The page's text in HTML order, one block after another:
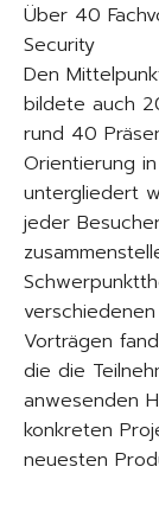
Über 40
Security
Den
bildete auch
rund 40
Orientierung
untergliedert
jeder
Vorträgen
die die
anwesenden
konkreten
neuesten